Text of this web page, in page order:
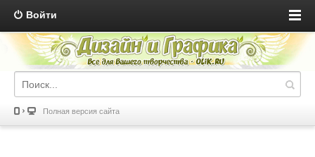
Войти
Полная версия сайта